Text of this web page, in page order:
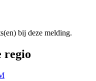
bij deze melding.
regio